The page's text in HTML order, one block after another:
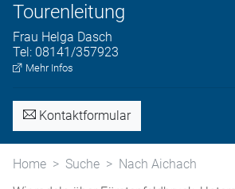
Tourenleitung
Frau Helga Dasch
Tel: 08141/357923
Mehr Infos
Kontaktformular
Home Suche
Nach Aichach